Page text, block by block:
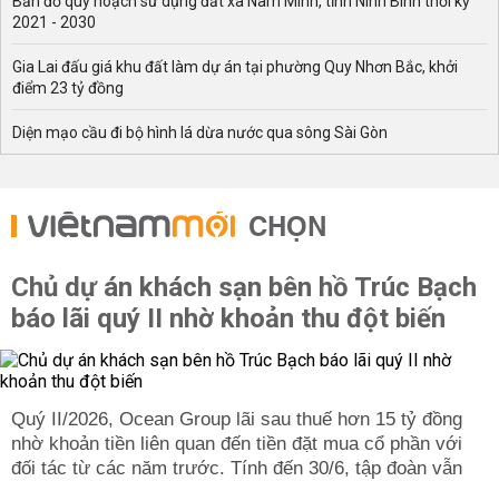
2021 - 2030
Gia Lai đấu giá khu đất làm dự án tại phường Quy Nhơn Bắc, khởi
điểm 23 tỷ đồng
Diện mạo cầu đi bộ hình lá dừa nước qua sông Sài Gòn
CHỌN
Chủ dự án khách sạn bên hồ Trúc Bạch
báo lãi quý II nhờ khoản thu đột biến
Quý II/2026, Ocean Group lãi sau thuế hơn 15 tỷ đồng
nhờ khoản tiền liên quan đến tiền đặt mua cổ phần với
đối tác từ các năm trước. Tính đến 30/6, tập đoàn vẫn